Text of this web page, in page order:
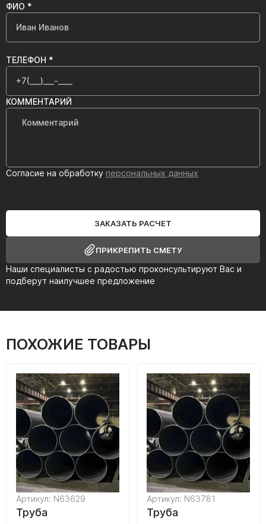
Наши специалисты с радостью проконсультируют Вас и
подберут наилучшее предложение
ФИО *
ТЕЛЕФОН *
КОММЕНТАРИЙ
Согласие на обработку персональных данных
ЗАКАЗАТЬ РАСЧЕТ
ПРИКРЕПИТЬ СМЕТУ
ПОХОЖИЕ ТОВАРЫ
Артикул: N63629
Труба
Артикул: N63781
Труба